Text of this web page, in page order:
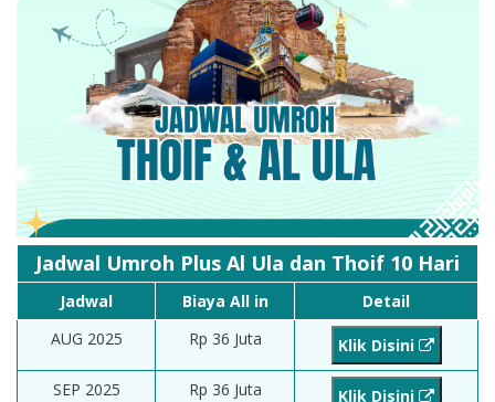
Jadwal Umroh Plus Al Ula dan Thoif 10 Hari
Jadwal Biaya All in
Detail
AUG 2025
Rp 36 Juta Klik Disini
SEP 2025 Rp 36 Juta Klik Disini